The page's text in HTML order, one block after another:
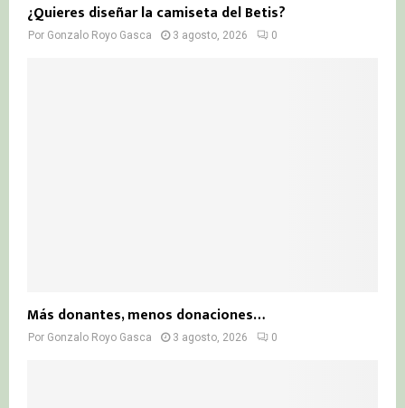
¿Quieres diseñar la camiseta del Betis?
Por Gonzalo Royo Gasca 3 agosto, 2026 0
Más donantes, menos donaciones…
Por Gonzalo Royo Gasca 3 agosto, 2026 0